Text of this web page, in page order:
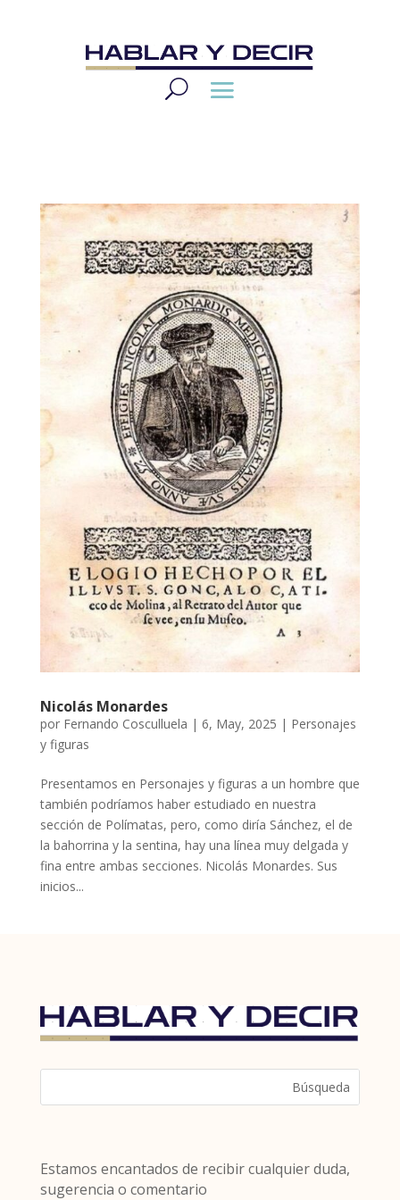
Nicolás Monardes
por Fernando Cosculluela | 6, May, 2025 | Personajes
y figuras
Presentamos en Personajes y figuras a un hombre que
también podríamos haber estudiado en nuestra
sección de Polímatas, pero, como diría Sánchez, el de
la bahorrina y la sentina, hay una línea muy delgada y
fina entre ambas secciones. Nicolás Monardes. Sus
inicios...
Estamos encantados de recibir cualquier duda,
sugerencia o comentario